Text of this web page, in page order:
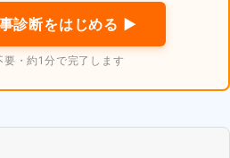
診断をはじめる ▶
・約1分で完了します